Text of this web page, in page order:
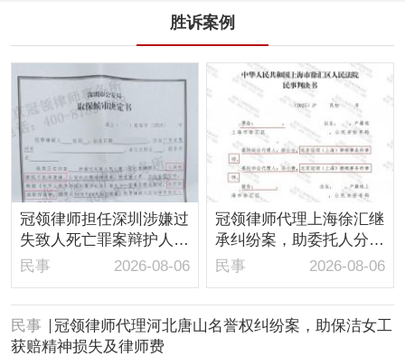
胜诉案例
冠领律师担任深圳涉嫌过
失致人死亡罪案辩护人，
依法辩护助嫌疑人取保候
民事 2026-08-06
冠领律师代理上海徐汇继
承纠纷案，助委托人分得
房屋1/10继承份额
民事 2026-08-06
民事
冠领律师代理河北唐山名誉权纠纷案，助保洁女工
获赔精神损失及律师费